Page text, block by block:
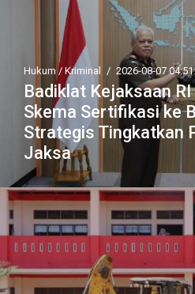
Hukum / Kriminal / 2026-08-07
Badiklat Kejaksaan
Skema Sertifikasi ke
Strategis Tingkatkan
Jaksa